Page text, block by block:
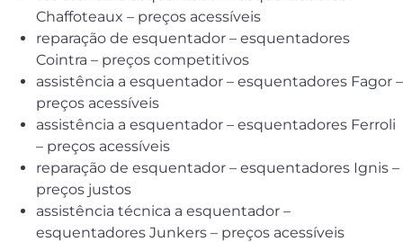
Chaffoteaux – preços acessíveis
reparação de esquentador – esquentadores
Cointra – preços competitivos
assistência a esquentador – esquentadores Fagor –
preços acessíveis
assistência a esquentador – esquentadores Ferroli
– preços acessíveis
reparação de esquentador – esquentadores Ignis –
preços justos
assistência técnica a esquentador –
esquentadores Junkers – preços acessíveis